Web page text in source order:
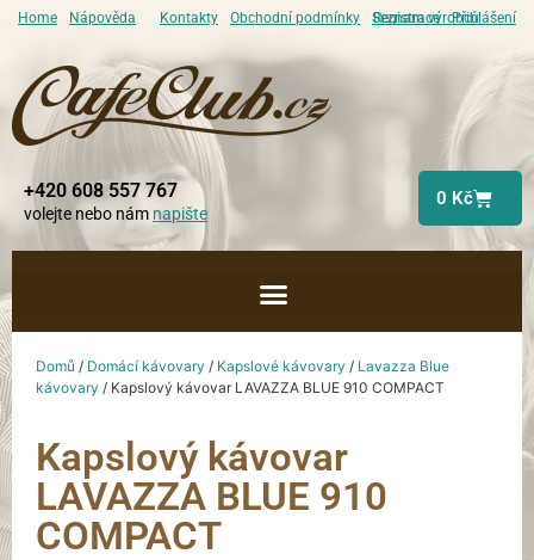
Home Nápověda Kontakty Obchodní podmínky Seznam výrobců
Registrace Přihlášení
+420 608 557 767
volejte nebo nám napište
0 Kč
Domů / Domácí kávovary / Kapslové kávovary / Lavazza Blue
kávovary / Kapslový kávovar LAVAZZA BLUE 910 COMPACT
Kapslový kávovar
LAVAZZA BLUE 910
COMPACT